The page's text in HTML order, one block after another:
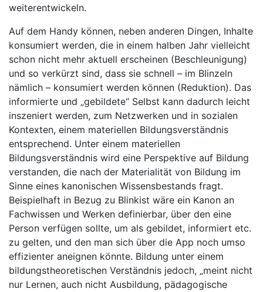
weiterentwickeln.
Auf dem Handy können, neben anderen Dingen, Inhalte
konsumiert werden, die in einem halben Jahr vielleicht
schon nicht mehr aktuell erscheinen (Beschleunigung)
und so verkürzt sind, dass sie schnell – im Blinzeln
nämlich – konsumiert werden können (Reduktion). Das
informierte und „gebildete“ Selbst kann dadurch leicht
inszeniert werden, zum Netzwerken und in sozialen
Kontexten, einem materiellen Bildungsverständnis
entsprechend. Unter einem materiellen
Bildungsverständnis wird eine Perspektive auf Bildung
verstanden, die nach der Materialität von Bildung im
Sinne eines kanonischen Wissensbestands fragt.
Beispielhaft in Bezug zu Blinkist wäre ein Kanon an
Fachwissen und Werken definierbar, über den eine
Person verfügen sollte, um als gebildet, informiert etc.
zu gelten, und den man sich über die App noch umso
effizienter aneignen könnte. Bildung unter einem
bildungstheoretischen Verständnis jedoch, „meint nicht
nur Lernen, auch nicht Ausbildung, pädagogische